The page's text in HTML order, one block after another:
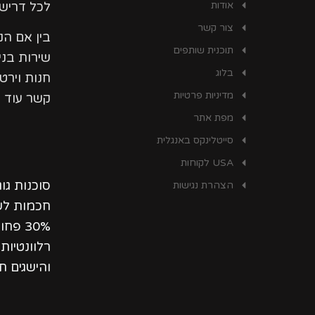
לכל
בין אם
שירות
חנות
קשר עוד
סוכנות
חכמות
והישגים
אודות
צור קשר
תוכנית שותפים
בלוג
מדיניות פרטיות
מפת אתר
סייטלינקס באנגלית
USA לקוחות
הצהרת נגישות